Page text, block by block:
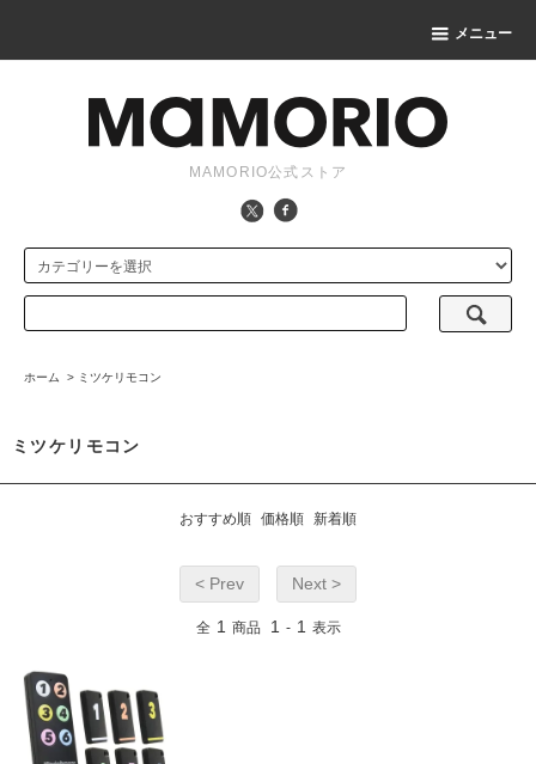
メニュー
MAMORIO公式ストア
ホーム > ミツケリモコン
ミツケリモコン
おすすめ順 価格順 新着順
< Prev Next >
全 1 商品 1 - 1 表示